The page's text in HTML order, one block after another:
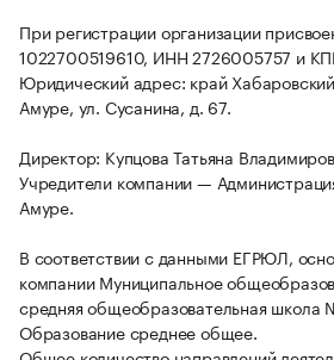
При регистрации организации
1022700519610, ИНН 2726005757 и
Юридический адрес: край
Амуре, ул. Сусанина, д. 67.
Директор: Купцова Татьяна
Учредители компании —
Амуре.
В соответствии с данными ЕГРЮЛ,
компании Муниципальное
средняя общеобразовательная
Образование среднее общее.